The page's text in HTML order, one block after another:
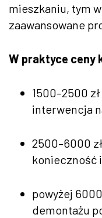
mieszkaniu, tym
zaawansowane
W praktyce ceny
1500–2500
interwencja
2500–6000
konieczność
powyżej
demontażu